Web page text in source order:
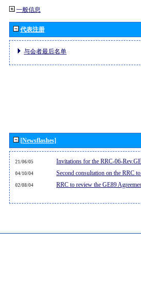
一般信息
代表注册
与会者最后名单
[Newsflashes]
21/06/05 Invitations for the RRC-06-
04/10/04 Second consultation on the RRC
02/08/04 RRC to review the GE89